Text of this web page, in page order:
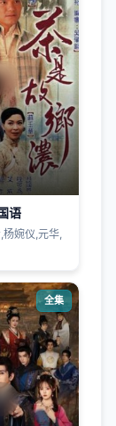
语
婉仪,元华,
全集